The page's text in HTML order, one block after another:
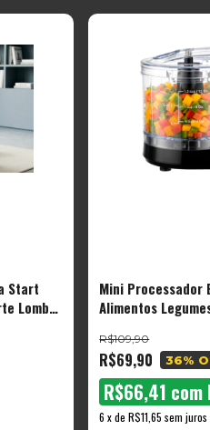
Start
Lombar
Mini Processador
Alimentos
R$69,90
R$109,90
36%
6 xdeR$11,65 sem juros
R$66,41 com